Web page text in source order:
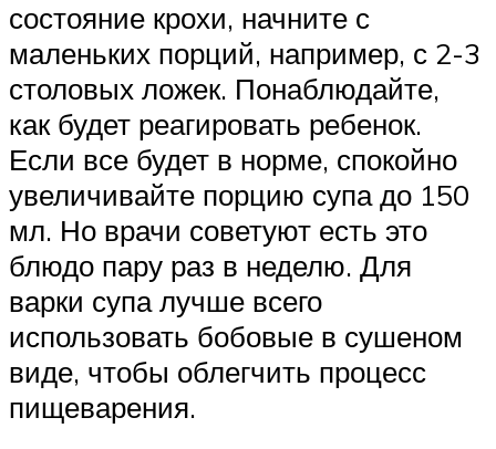
состояние крохи, начните с
маленьких порций, например, с 2-3
столовых ложек. Понаблюдайте,
как будет реагировать ребенок.
Если все будет в норме, спокойно
увеличивайте порцию супа до 150
мл. Но врачи советуют есть это
блюдо пару раз в неделю. Для
варки супа лучше всего
использовать бобовые в сушеном
виде, чтобы облегчить процесс
пищеварения.